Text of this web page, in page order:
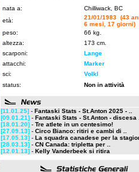
nata a:
Chilliwack, BC
età:
21/01/1983 (43
6 mesi, 17 giorni)
peso:
66 kg.
altezza:
173 cm.
scarponi:
Lange
attacchi:
Marker
sci:
Volkl
status:
Non in attività
[11.01.25] - Fantaski Stats - St.Anton 2025 - ..
[09.01.21] - Fantaski Stats - St.Anton - discesa
[18.01.20] - Tre atlete in un centesimo!
[27.09.13] - Circo Bianco: ritiri e cambi di ..
[17.05.13] - La squadra canadese per la
[28.03.13] - CN Canada: tripletta per ..
[12.01.13] - Kelly Vanderbeek si ritira